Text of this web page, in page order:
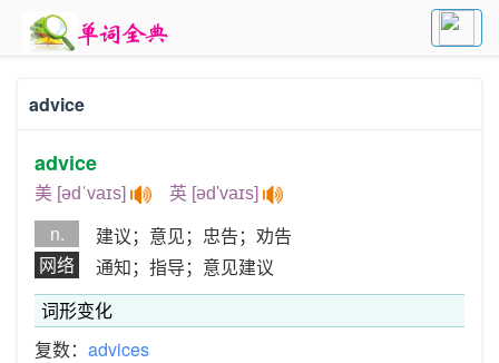
advice
advice
美 [ədˈvaɪs] 英 [əd'vaɪs]
n.
建议；意见；忠告；劝告
网络
通知；指导；意见建议
词形变化
复数： advices